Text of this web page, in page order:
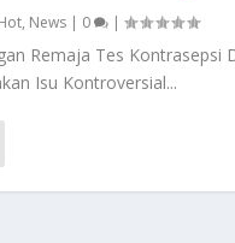
, News | 0 |
Remaja Tes Kontrasepsi
Isu Kontroversial...